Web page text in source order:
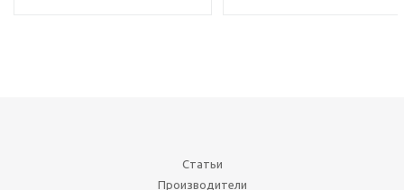
Статьи
Производители